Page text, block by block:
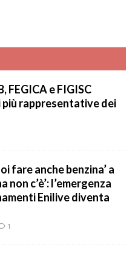
FEGICA e FIGISC
rappresentative dei
fare anche benzina’ a
non c’è’: l’emergenza
Enilive diventa
1